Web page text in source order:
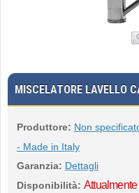
MISCELATORE LAVELLO
Produttore: Non
- Made in Italy
Garanzia: Dettagli
Disponibilità: Attualmente